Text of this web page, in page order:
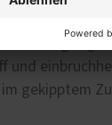
Fenster im
ist gut
und
im gekipptem